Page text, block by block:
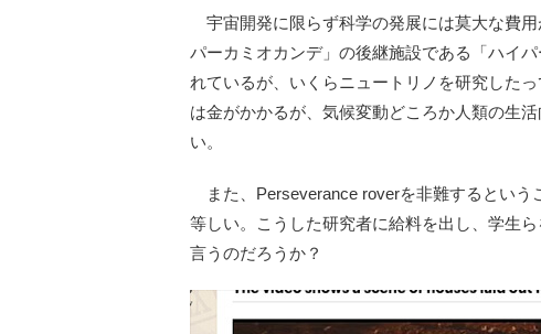
宇宙開発に限らず科学の発展には莫大な費
パーカミオカンデ」の後継施設である「ハイ
れているが、いくらニュートリノを研究した
は金がかかるが、気候変動どころか人類の生
い。
また、Perseverance roverを非難するという
等しい。こうした研究者に給料を出し、学生
言うのだろうか？